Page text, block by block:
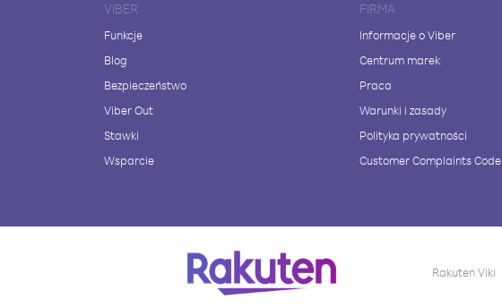
VIBER
Funkcje
Blog
Bezpieczeństwo
Viber Out
Stawki
Wsparcie
FIRMA
Informacje o Viber
Centrum marek
Praca
Warunki i zasady
Polityka prywatności
Customer Complaints Code
Rakuten Viki